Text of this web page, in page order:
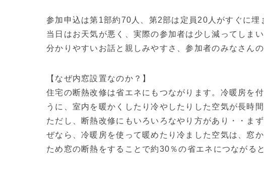
参加申込は第1部約70人、第2部は定員20人がすぐに埋
当日はお天気が悪く、実際の参加者は少し減ってしま
分かりやすいお話と親しみやすさ、参加者のみなさん
【なぜ内窓設置なのか？】
住宅の断熱改修は省エネにもつながります。冷暖房を
うに、室内を暖かくしたり冷やしたりした空気が長時
ただし、断熱改修にもいろいろなやり方があり・・ま
ぜなら、冷暖房を使って暖めたり冷ました空気は、窓
ため窓の断熱をすることで約30％の省エネにつながる